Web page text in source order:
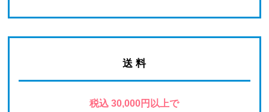
送 料
税込 30,000円以上で